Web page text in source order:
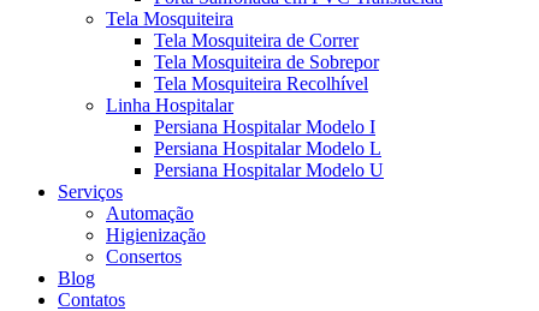
Tela Mosquiteira
Tela Mosquiteira de Correr
Tela Mosquiteira de Sobrepor
Tela Mosquiteira Recolhível
Linha Hospitalar
Persiana Hospitalar Modelo I
Persiana Hospitalar Modelo L
Persiana Hospitalar Modelo U
Serviços
Automação
Higienização
Consertos
Blog
Contatos